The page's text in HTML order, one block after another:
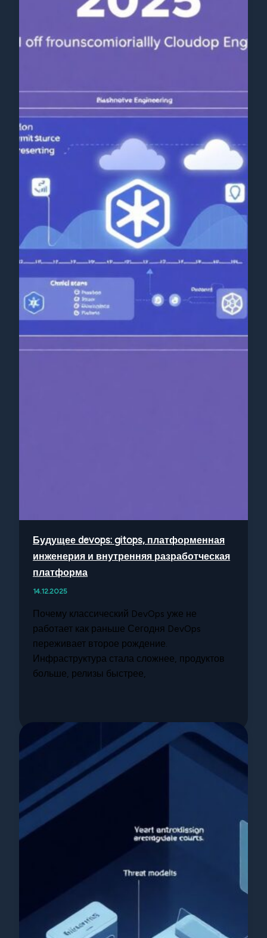
Будущее devops: gitops, платформенная
инженерия и внутренняя разработческая
платформа
14.12.2025
Почему классический DevOps уже не
работает как раньше Сегодня DevOps
переживает второе рождение.
Инфраструктура стала сложнее, продуктов
больше, релизы быстрее,